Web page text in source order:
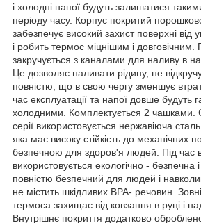
і холодні напої будуть залишатися
періоду часу. Корпус покритий
забезпечує високий захист поверхні
і робить термос міцнішим і
закручується з каналами для наливу в
Це дозволяє наливати рідину, не
повністю, що в свою чергу зменшує
час експлуатації та напої довше будуть
холодними. Комплектується 2 чашками.
серії використовується нержавіюча
яка має високу стійкість до механічних
безпечною для здоров'я людей. Під час
використовується екологічно - безпечна
повністю безпечний для людей і
не містить шкідливих BPA- речовин.
термоса захищає від ковзання в руці і
Внутрішнє покриття додатково